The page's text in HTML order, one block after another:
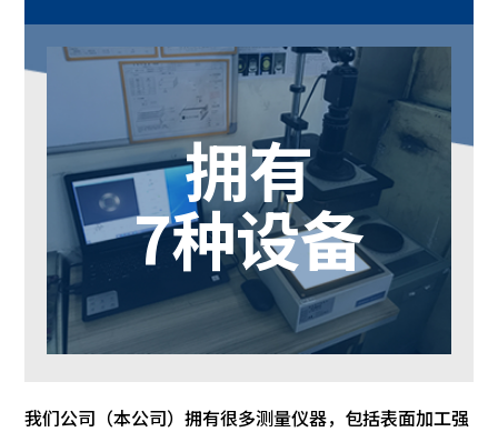
拥有
7种设备
我们公司（本公司）拥有很多测量仪器，包括表面加工强